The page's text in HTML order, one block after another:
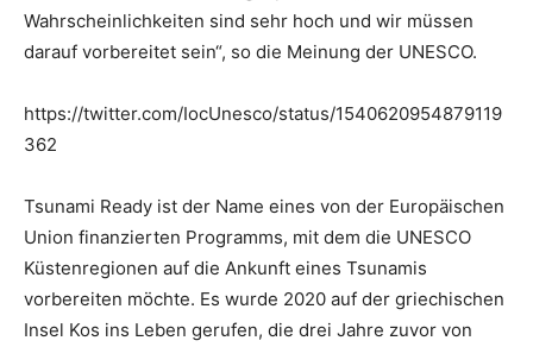
Wahrscheinlichkeiten sind sehr hoch und wir müssen
darauf vorbereitet sein“, so die Meinung der UNESCO.
https://twitter.com/IocUnesco/status/1540620954879119
362
Tsunami Ready ist der Name eines von der Europäischen
Union finanzierten Programms, mit dem die UNESCO
Küstenregionen auf die Ankunft eines Tsunamis
vorbereiten möchte. Es wurde 2020 auf der griechischen
Insel Kos ins Leben gerufen, die drei Jahre zuvor von